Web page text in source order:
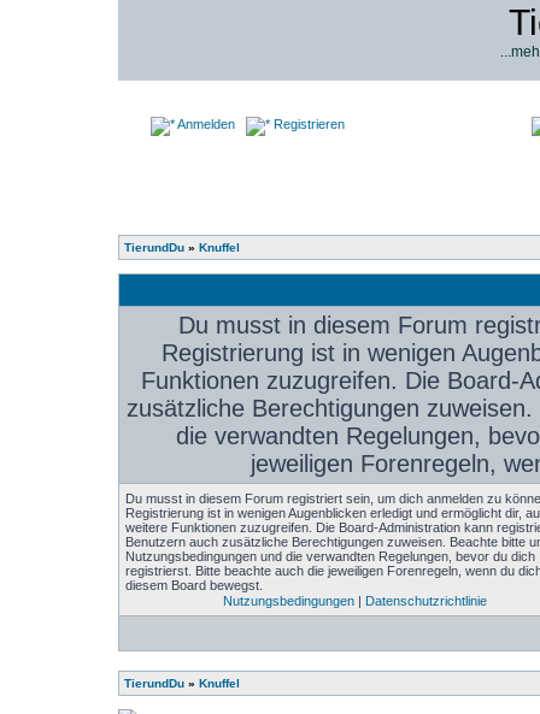
Anmelden Registrieren
TierundDu » Knuffel
Du musst in diesem Forum
Registrierung ist in wenigen
Funktionen zuzugreifen. Die Board-
zusätzliche Berechtigungen
die verwandten Regelungen,
jeweiligen Forenregeln,
Du musst in diesem Forum registriert sein, um dich anmelden zu
Registrierung ist in wenigen Augenblicken erledigt und ermöglicht dir,
weitere Funktionen zuzugreifen. Die Board-Administration kann
Benutzern auch zusätzliche Berechtigungen zuweisen. Beachte bitte
Nutzungsbedingungen und die verwandten Regelungen, bevor du dich
registrierst. Bitte beachte auch die jeweiligen Forenregeln, wenn du
diesem Board bewegst.
Nutzungsbedingungen| Datenschutzrichtlinie
TierundDu » Knuffel